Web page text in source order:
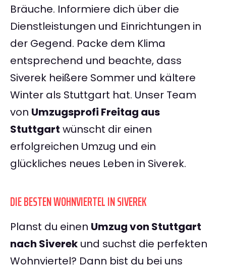
Bräuche. Informiere dich über die
Dienstleistungen und Einrichtungen in
der Gegend. Packe dem Klima
entsprechend und beachte, dass
Siverek heißere Sommer und kältere
Winter als Stuttgart hat. Unser Team
von Umzugsprofi Freitag aus
Stuttgart wünscht dir einen
erfolgreichen Umzug und ein
glückliches neues Leben in Siverek.
DIE BESTEN WOHNVIERTEL IN SIVEREK
Planst du einen Umzug von Stuttgart
nach Siverek und suchst die perfekten
Wohnviertel? Dann bist du bei uns